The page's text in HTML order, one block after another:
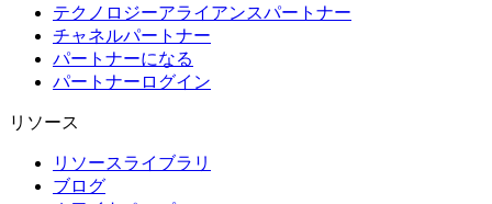
テクノロジーアライアンスパートナー
チャネルパートナー
パートナーになる
パートナーログイン
リソース
リソースライブラリ
ブログ